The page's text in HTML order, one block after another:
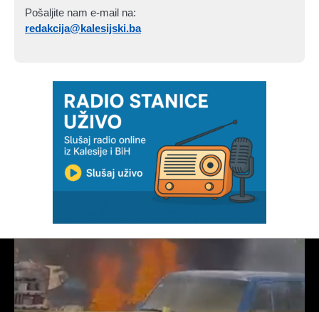
Pošaljite nam e-mail na:
redakcija@kalesijski.ba